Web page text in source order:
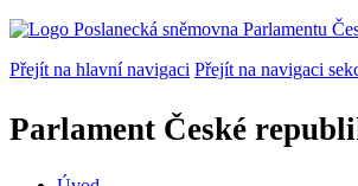
Přejít na hlavní navigaci Přejít na navigaci
Parlament České